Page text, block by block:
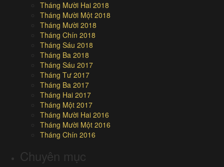
Tháng Mười Hai 2018
Tháng Mười Một 2018
Tháng Mười 2018
Tháng Chín 2018
Tháng Sáu 2018
Tháng Ba 2018
Tháng Sáu 2017
Tháng Tư 2017
Tháng Ba 2017
Tháng Hai 2017
Tháng Một 2017
Tháng Mười Hai 2016
Tháng Mười Một 2016
Tháng Chín 2016
Chuyên mục